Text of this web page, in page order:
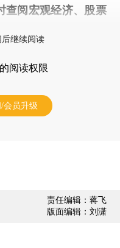
查阅宏观经济、股票
后继续阅读
阅读权限
会员升级
责任编辑：蒋飞
版面编辑：刘潇